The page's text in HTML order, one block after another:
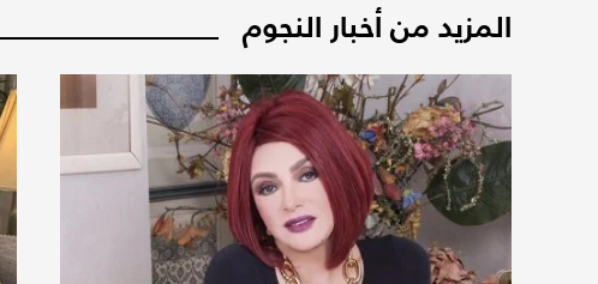
المزيد من أخبار النجوم